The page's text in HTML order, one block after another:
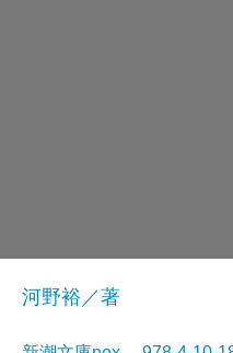
河野裕／著